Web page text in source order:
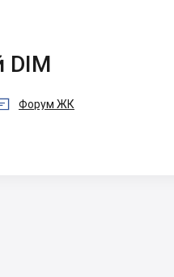
DIM
Форум ЖК